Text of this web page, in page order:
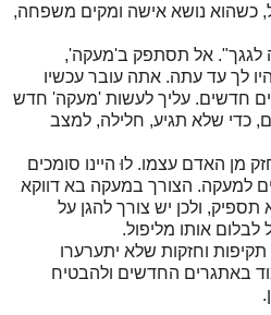
כשהוא נושא אישה ומקים משפחה,
לגגך". אל תסתפק ב'מעקה',
לך עד עתה. אתה עובר עכשיו
חדשים. עליך לעשות 'מעקה' חדש
כדי שלא תגיע, חלילה, למצב
מן האדם עצמו. לוּ היינו סומכים
למעקה. הצורך במעקה בא דווקא
ולכן יש צורך להגן על
אותו מליפול.
וחזקות שלא יתערערו
באתגרים החדשים ולהבטיח